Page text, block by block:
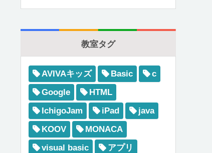
教室タグ
AVIVAキッズ Basic
c
Google
HTML
IchigoJam
iPad
java
KOOV
MONACA
visual basic
アプリ